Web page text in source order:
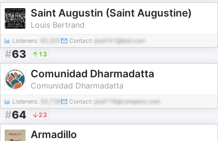
Saint Augustin (Saint Augustine)
Louis Bertrand
Listeners: Contact: pod741@test.com
#63 13
Comunidad Dharmadatta
Comunidad Dharmadatta
Listeners: Contact: pod778@company.com
#64 23
Armadillo